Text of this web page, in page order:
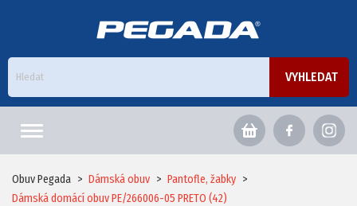
ÚVODNÍ STRÁNKA
Obuv Pegada > Dámská obuv > Pantofle, žabky >
Dámská domácí obuv PE/266006-05 PRETO (42)